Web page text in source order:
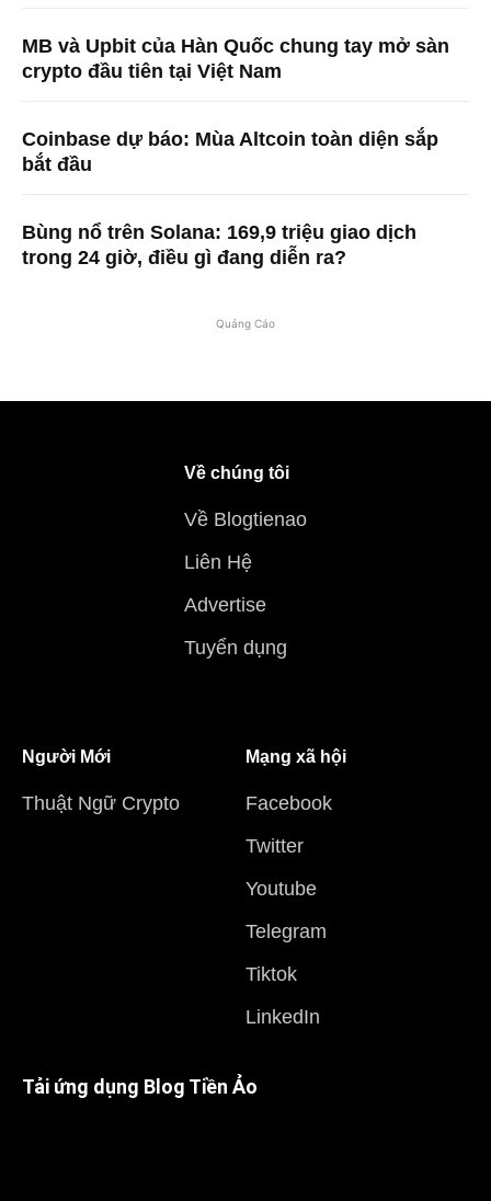
MB và Upbit của Hàn Quốc chung tay mở sàn
crypto đầu tiên tại Việt Nam
Coinbase dự báo: Mùa Altcoin toàn diện sắp
bắt đầu
Bùng nổ trên Solana: 169,9 triệu giao dịch
trong 24 giờ, điều gì đang diễn ra?
Quảng Cáo
Về chúng tôi
Về Blogtienao
Liên Hệ
Advertise
Tuyển dụng
Người Mới
Thuật Ngữ Crypto
Mạng xã hội
Facebook
Twitter
Youtube
Telegram
Tiktok
LinkedIn
Tải ứng dụng Blog Tiền Ảo